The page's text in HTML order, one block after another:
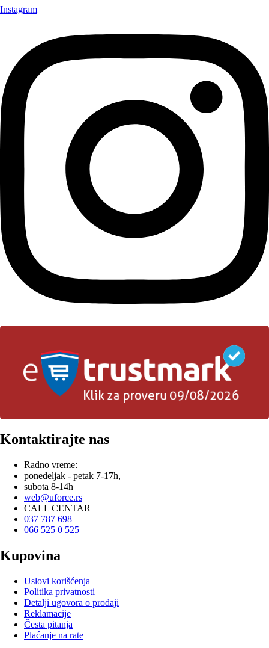
Instagram
Kontaktirajte nas
Radno vreme:
ponedeljak - petak 7-17h,
subota 8-14h
web@uforce.rs
CALL CENTAR
037 787 698
066 525 0 525
Kupovina
Uslovi korišćenja
Politika privatnosti
Detalji ugovora o prodaji
Reklamacije
Česta pitanja
Plaćanje na rate